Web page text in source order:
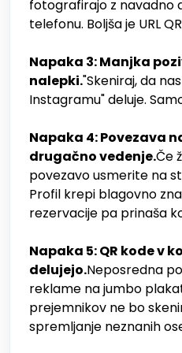
fotografirajo z navadno
telefonu. Boljša je URL
Napaka 3: Manjka
nalepki."Skeniraj, da
Instagramu" deluje.
Napaka 4: Povezava
drugačno vedenje.Če
povezavo usmerite na
Profil krepi blagovno
rezervacije pa prinaša
Napaka 5: QR kode v
delujejo.Neposredna
reklame na jumbo
prejemnikov ne bo
spremljanje neznanih